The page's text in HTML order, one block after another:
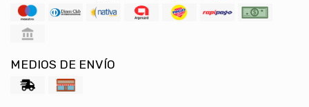
MEDIOS DE ENVÍO